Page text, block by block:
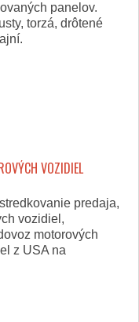
panelov.
torzá, drôtené
VOZIDIEL
predaja,
vozidiel,
motorových
z USA na